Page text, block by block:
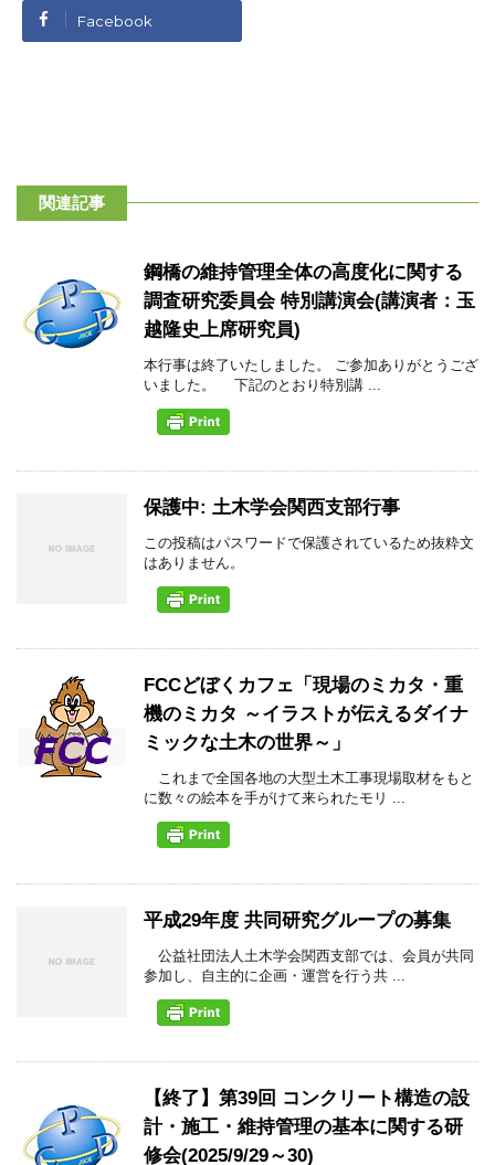
Facebook
関連記事
鋼橋の維持管理全体の高度化に関する
調査研究委員会 特別講演会(講演者：玉
越隆史上席研究員)
本行事は終了いたしました。 ご参加ありがとうござ
いました。 下記のとおり特別講 ...
保護中: 土木学会関西支部行事
この投稿はパスワードで保護されているため抜粋文
はありません。
FCCどぼくカフェ「現場のミカタ・重
機のミカタ ～イラストが伝えるダイナ
ミックな土木の世界～」
これまで全国各地の大型土木工事現場取材をもと
に数々の絵本を手がけて来られたモリ ...
平成29年度 共同研究グループの募集
公益社団法人土木学会関西支部では、会員が共同
参加し、自主的に企画・運営を行う共 ...
【終了】第39回 コンクリート構造の設
計・施工・維持管理の基本に関する研
修会(2025/9/29～30)